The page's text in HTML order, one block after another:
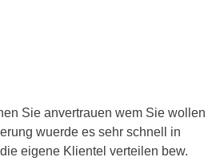
Sie anvertrauen wem Sie wollen
wuerde es sehr schnell in
eigene Klientel verteilen bew.